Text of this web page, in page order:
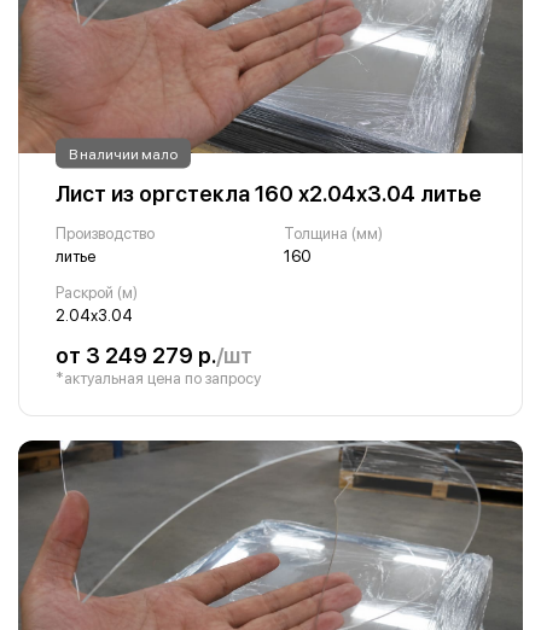
В наличии мало
Лист из оргстекла 160 х2.04х3.04 литье
Производство
литье
Толщина (мм)
160
Раскрой (м)
2.04х3.04
от 3 249 279 р./шт
*актуальная цена по запросу